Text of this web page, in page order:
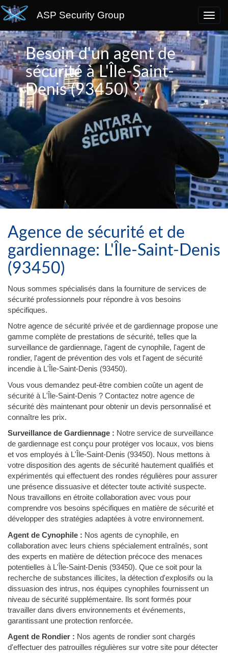
ASP Security Group
Besoin d'un agent de
sécurité à L'Île-Saint-
Denis (93450) ?
Agence de sécurité et de
gardiennage: L'Île-Saint-Denis
(93450)
Nous sommes spécialisés dans la fourniture de services de
sécurité professionnels pour répondre à vos besoins
spécifiques.
Notre agence de sécurité privée et de gardiennage propose une
gamme complète de prestations de sécurité, telles que la
surveillance de gardiennage, l'agent de cynophile, l'agent de
rondier, l'agent de prévention des vols et l'agent de sécurité
incendie à L'Île-Saint-Denis (93450).
Vous vous demandez peut-être combien coûte un agent de
sécurité à L'Île-Saint-Denis ? Contactez notre agence de
sécurité dès maintenant pour obtenir un devis personnalisé et
connaître les prix.
Surveillance de Gardiennage : Notre service de surveillance
de gardiennage est conçu pour protéger vos locaux, vos biens
et vos employés à L'Île-Saint-Denis (93450). Nous mettons à
votre disposition des agents de sécurité hautement qualifiés et
expérimentés qui effectuent des rondes régulières pour assurer
une présence dissuasive et détecter toute activité suspecte.
Nous travaillons en étroite collaboration avec vous pour
comprendre vos besoins spécifiques en matière de sécurité et
développer des stratégies adaptées à votre environnement.
Agent de Cynophile : Nos agents de cynophile, en
collaboration avec leurs chiens spécialement entraînés, sont
des experts en matière de détection précoce des menaces
potentielles à L'Île-Saint-Denis (93450). Que ce soit pour la
recherche de substances illicites, la détection d'explosifs ou la
dissuasion des intrus, nos équipes cynophiles fournissent un
niveau de sécurité supplémentaire. Ils sont formés pour
travailler dans divers environnements et événements,
garantissant une protection renforcée.
Agent de Rondier : Nos agents de rondier sont chargés
d'effectuer des patrouilles régulières sur votre site pour détecter